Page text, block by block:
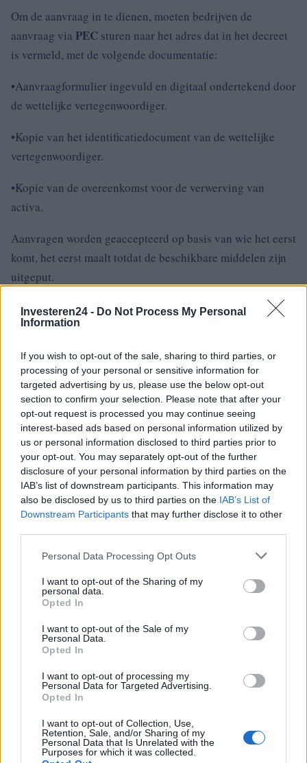
Investeren24 - Do Not Process My Personal
Information
If you wish to opt-out of the sale, sharing to third parties, or
processing of your personal or sensitive information for
targeted advertising by us, please use the below opt-out
section to confirm your selection. Please note that after your
opt-out request is processed you may continue seeing
interest-based ads based on personal information utilized by
us or personal information disclosed to third parties prior to
your opt-out. You may separately opt-out of the further
disclosure of your personal information by third parties on the
IAB’s list of downstream participants. This information may
also be disclosed by us to third parties on the IAB’s List of
Downstream Participants that may further disclose it to other
Please note that this website/app uses one or more Google
not limited to your visit or usage behaviour. You may click to
grant or deny consent to Google and its third-party tags to
use your data for below specified purposes in below Google
consent section.
Personal Data Processing Opt Outs
I want to opt-out of the Sharing of my
personal data.
Opted In
I want to opt-out of the Sale of my
Personal Data.
Opted In
I want to opt-out of processing my
Personal Data for Targeted Advertising.
Opted In
I want to opt-out of Collection, Use,
Retention, Sale, and/or Sharing of my
Personal Data that Is Unrelated with the
Purposes for which it was collected.
Om de aanvraag in te dienen, moeten bedrijven de
aanvraag via PEC sturen naar het adres dat in het decreet
is vermeld, met de volgende documentatie:
•Aanvraagformulier ingevuld en digitaal ondertekend door
de wettelijke vertegenwoordiger.
•Kopie van het identificatiedocument van de wettelijke
vertegenwoordiger.
•Kopie van de overeenkomst voor de verwerving van
activa.
Aanvragen worden geaccepteerd op basis van wie het eerst
komt, het eerst maalt totdat de beschikbare middelen zijn
uitgeput.
Methoden voor de uitbetaling van de bijdrage
beschikbaar zijn en wordt berekend op basis van de
reserveringen die via het systeem zijn gemaakt. Zodra de
procedure is voltooid en de vereisten zijn geverifieerd,
wordt de bonus uitbetaald via een bankoverschrijving
DeTruckers Bonus 2024is een belangrijke kans voor
wegvervoerbedrijven die hun wagenpark willen
vernieuwen met milieuvriendelijke voertuigen. Dankzij
deze stimulans kunnen bedrijven profiteren van een
aanzienlijke bijdrage aan de aankoop van duurzame
voertuigen en zo bijdragen aan de vermindering van
emissies en de verbetering van de energie-efficiëntie in de
AUTEUR
Giorgia Stromeo